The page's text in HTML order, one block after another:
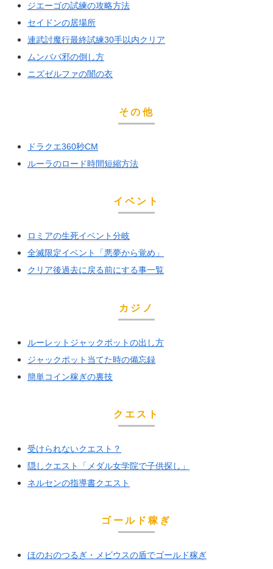
ジエーゴの試練の攻略方法
セイドンの居場所
連武討魔行最終試練30手以内クリア
ムンババ邪の倒し方
ニズゼルファの闇の衣
その他
ドラクエ360秒CM
ルーラのロード時間短縮方法
イベント
ロミアの生死イベント分岐
全滅限定イベント「悪夢から覚め」
クリア後過去に戻る前にする事一覧
カジノ
ルーレットジャックポットの出し方
ジャックポット当てた時の備忘録
簡単コイン稼ぎの裏技
クエスト
受けられないクエスト？
隠しクエスト「メダル女学院で子供探し」
ネルセンの指導書クエスト
ゴールド稼ぎ
ほのおのつるぎ・メビウスの盾でゴールド稼ぎ